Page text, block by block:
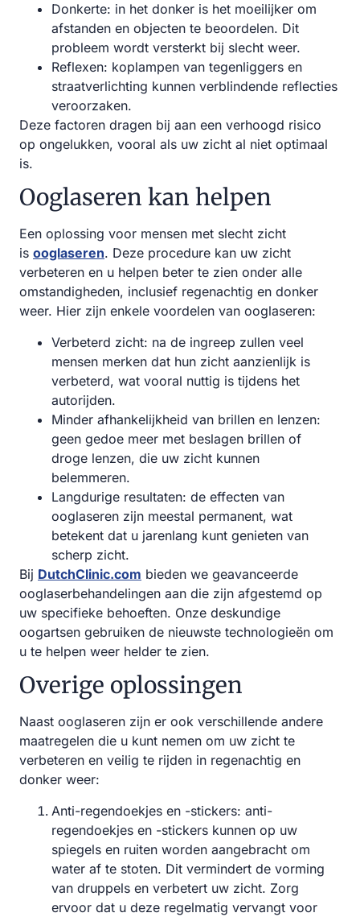
Donkerte: in het donker is het moeilijker om
afstanden en objecten te beoordelen. Dit
probleem wordt versterkt bij slecht weer.
Reflexen: koplampen van tegenliggers en
straatverlichting kunnen verblindende reflecties
veroorzaken.
Deze factoren dragen bij aan een verhoogd risico
op ongelukken, vooral als uw zicht al niet optimaal
is.
Ooglaseren kan helpen
Een oplossing voor mensen met slecht zicht
is ooglaseren. Deze procedure kan uw zicht
verbeteren en u helpen beter te zien onder alle
omstandigheden, inclusief regenachtig en donker
weer. Hier zijn enkele voordelen van ooglaseren:
Verbeterd zicht: na de ingreep zullen veel
mensen merken dat hun zicht aanzienlijk is
verbeterd, wat vooral nuttig is tijdens het
autorijden.
Minder afhankelijkheid van brillen en lenzen:
geen gedoe meer met beslagen brillen of
droge lenzen, die uw zicht kunnen
belemmeren.
Langdurige resultaten: de effecten van
ooglaseren zijn meestal permanent, wat
betekent dat u jarenlang kunt genieten van
scherp zicht.
Bij DutchClinic.com bieden we geavanceerde
ooglaserbehandelingen aan die zijn afgestemd op
uw specifieke behoeften. Onze deskundige
oogartsen gebruiken de nieuwste technologieën om
u te helpen weer helder te zien.
Overige oplossingen
Naast ooglaseren zijn er ook verschillende andere
maatregelen die u kunt nemen om uw zicht te
verbeteren en veilig te rijden in regenachtig en
donker weer:
Anti-regendoekjes en -stickers: anti-
regendoekjes en -stickers kunnen op uw
spiegels en ruiten worden aangebracht om
water af te stoten. Dit vermindert de vorming
van druppels en verbetert uw zicht. Zorg
ervoor dat u deze regelmatig vervangt voor